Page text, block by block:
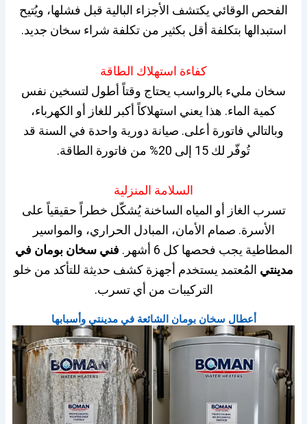
الفحص الوقائي يكتشف الأجزاء البالية قبل فشلها، ويُتيح
استبدالها بتكلفة أقل بكثير من تكلفة شراء سخان جديد.
كفاءة استهلاك الطاقة
سخان مليء بالرواسب يحتاج وقتاً أطول لتسخين نفس
كمية الماء. هذا يعني استهلاكاً أكبر للغاز أو الكهرباء،
وبالتالي فاتورة أعلى. صيانة دورية واحدة في السنة قد
تُوفّر لك 15 إلى 20% من فاتورة الطاقة.
السلامة المنزلية
تسرب الغاز أو المياه الساخنة يُشكّل خطراً حقيقياً على
الأسرة. صمام الأمان، المبادل الحراري، والمواسير
المطاطية يجب فحصها كل 6 أشهر.
فني سخان بومان في
مدينتي المُعتمد يستخدم أجهزة كشف حديثة للتأكد من خلو
التركيبات من أي تسرب.
أعطال سخان بومان الشائعة في مدينتي وأسبابها